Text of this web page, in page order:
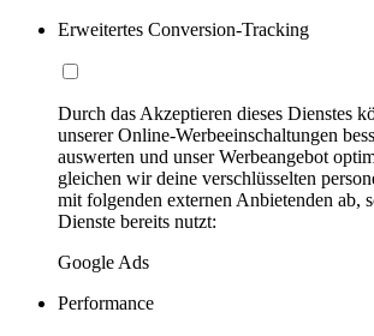
Erweitertes Conversion-Tracking
Durch das Akzeptieren dieses Dienstes
unserer Online-Werbeeinschaltungen
auswerten und unser Werbeangebot
gleichen wir deine verschlüsselten
mit folgenden externen Anbietenden ab,
Dienste bereits nutzt:
Google Ads
Performance